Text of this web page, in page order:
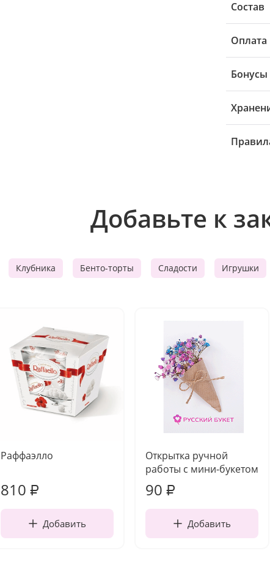
Состав
Оплата
Бонусы
Добавьте к
Клубника Бенто-торты Сладости Игрушки
Раффаэлло
810 ₽
Добавить
Открытка ручной
работы с мини-букетом
90 ₽
Добавить